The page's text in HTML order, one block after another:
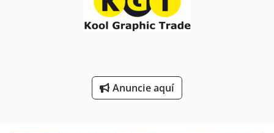
Prensa De Vacío
Anuncie aquí